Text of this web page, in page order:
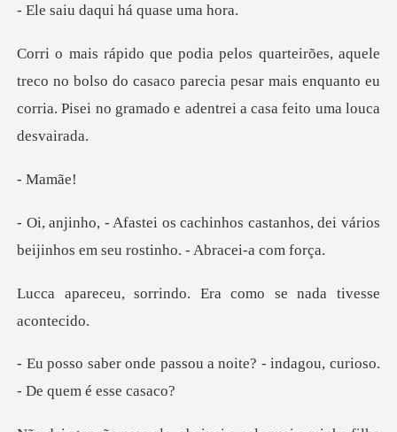
daqui há qu
o no bolso do casaco parecia pesar mais enquanto eu
corria.
Ma
s castanhos, dei vários
beijinhos em
indo. Era como se na
u a noite? - indagou, curio